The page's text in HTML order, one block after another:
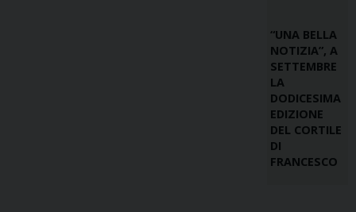
“UNA BELLA
NOTIZIA”, A
SETTEMBRE
LA
DODICESIMA
EDIZIONE
DEL CORTILE
DI
FRANCESCO